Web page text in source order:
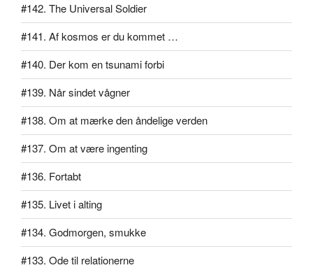
#142. The Universal Soldier
#141. Af kosmos er du kommet …
#140. Der kom en tsunami forbi
#139. Når sindet vågner
#138. Om at mærke den åndelige verden
#137. Om at være ingenting
#136. Fortabt
#135. Livet i alting
#134. Godmorgen, smukke
#133. Ode til relationerne